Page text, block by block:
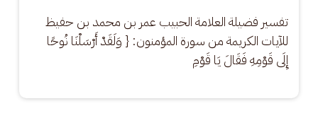
تفسير فضيلة العلامة الحبيب عمر بن محمد بن حفيظ
للآيات الكريمة من سورة المؤمنون: { وَلَقَدْ أَرْسَلْنَا نُوحًا
إِلَى قَوْمِهِ فَقَالَ يَا قَوْمِ